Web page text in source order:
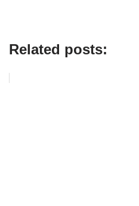
Related posts: